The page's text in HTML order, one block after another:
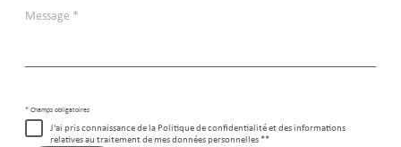
Message
* Champs obligatoires
J'ai pris connaissance de la Politique de confidentialité et des informations
relatives au traitement de mes données personnelles **